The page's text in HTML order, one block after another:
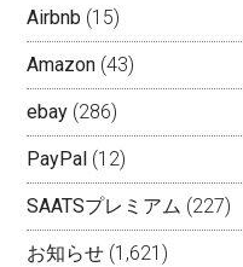
Airbnb (15)
Amazon (43)
ebay (286)
PayPal (12)
SAATSプレミアム (227)
お知らせ (1,621)